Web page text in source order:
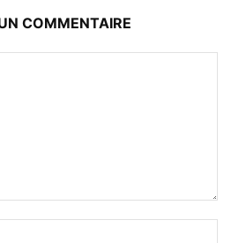
COMMENTAIRE